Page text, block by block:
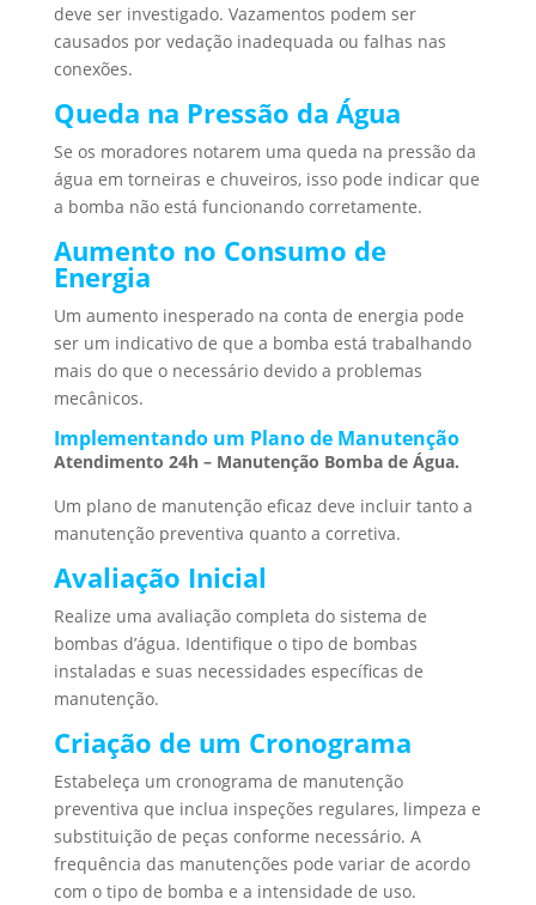
deve ser investigado. Vazamentos podem ser
causados por vedação inadequada ou falhas nas
conexões.
Queda na Pressão da Água
Se os moradores notarem uma queda na pressão da
água em torneiras e chuveiros, isso pode indicar que
a bomba não está funcionando corretamente.
Aumento no Consumo de
Energia
Um aumento inesperado na conta de energia pode
ser um indicativo de que a bomba está trabalhando
mais do que o necessário devido a problemas
mecânicos.
Implementando um Plano de Manutenção
Atendimento 24h – Manutenção Bomba de Água.
Um plano de manutenção eficaz deve incluir tanto a
manutenção preventiva quanto a corretiva.
Avaliação Inicial
Realize uma avaliação completa do sistema de
bombas d’água. Identifique o tipo de bombas
instaladas e suas necessidades específicas de
manutenção.
Criação de um Cronograma
Estabeleça um cronograma de manutenção
preventiva que inclua inspeções regulares, limpeza e
substituição de peças conforme necessário. A
frequência das manutenções pode variar de acordo
com o tipo de bomba e a intensidade de uso.